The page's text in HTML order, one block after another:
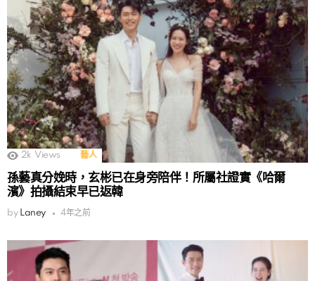
2k Views 藝人
孫藝真分娩時，玄彬已在身旁陪伴！所屬社證實《哈爾
濱》拍攝結束早已返韓
by Laney 4年之前